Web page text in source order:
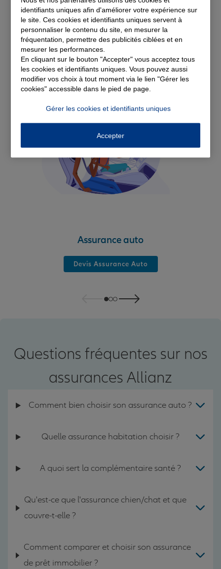
Voir tous les avis
Découvrez nos
solutions d'assurance
Assurance auto
Devis Assurance Auto
Questions fréquentes sur nos
assurances Allianz
Comment bien choisir son assurance auto ?
Quelle assurance habitation choisir ?
A quoi sert la complémentaire santé ?
Qu'est-ce que l'assurance chien/chat et que
couvre-t-elle ?
Comment comparer et choisir son assurance
de prêt immobilier ?
identifiants uniques afin d'améliorer votre expérience sur
le site. Ces cookies et identifiants uniques servent à
personnaliser le contenu du site, en mesurer la
fréquentation, permettre des publicités ciblées et en
mesurer les performances.
En cliquant sur le bouton "Accepter" vous acceptez tous
les cookies et identifiants uniques. Vous pouvez aussi
modifier vos choix à tout moment via le lien "Gérer les
cookies" accessible dans le pied de page.
Gérer les cookies et identifiants uniques
Accepter